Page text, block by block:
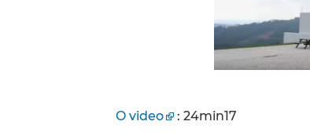
O video : 24min17